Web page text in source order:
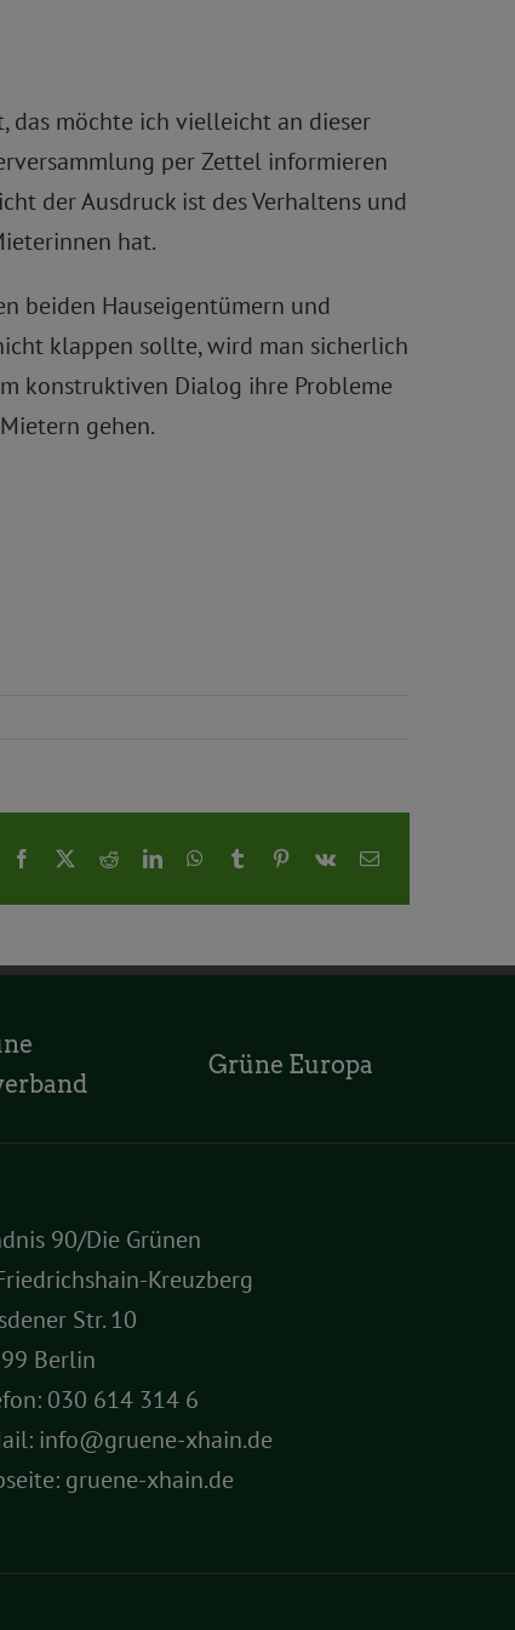
das möchte ich vielleicht an dieser
per Zettel informieren
der Ausdruck ist des Verhaltens und
hat.
beiden Hauseigentümern und
klappen sollte, wird man sicherlich
konstruktiven Dialog ihre Probleme
gehen.
Facebook RedditLinkedInWhatsApp
Tumblr Pinterest
Vk
E-
Grüne Europa
90/Die Grünen
Kreuzberg
Str. 10
Berlin
030 614 314 6
info@gruene-xhain.de
gruene-xhain.de